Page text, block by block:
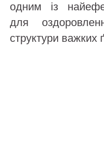
одним із
для
структури важких